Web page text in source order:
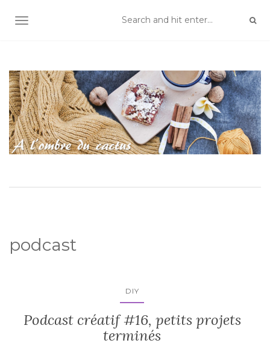
TOGGLE NAVIGATION
podcast
DIY
Podcast créatif #16, petits projets
terminés